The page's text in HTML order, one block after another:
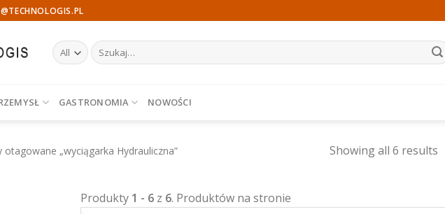
Szukaj:
GASTRONOMIA NOWOŚCI
otagowane „wyciągarka Hydrauliczna” Showing all 6 results
Produkty 1 - 6 z 6. Produktów na stronie